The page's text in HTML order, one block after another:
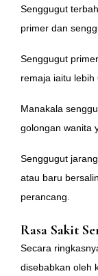
Senggugut
primer dan
Senggugut
remaja iaitu lebih
Manakala
golongan wanita
Senggugut
atau baru
perancang.
Rasa Sakit
Secara
disebabkan oleh